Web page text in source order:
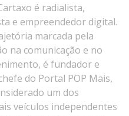
é radialista,
e empreendedor digital.
marcada pela
na comunicação e no
é fundador e
do Portal POP Mais,
um dos
veículos independentes